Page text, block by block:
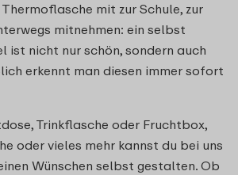
mit zur Schule, zur
mitnehmen: ein selbst
nicht nur schön, sondern auch
erkennt man diesen immer sofort
Trinkflasche oder Fruchtbox,
oder vieles mehr kannst du bei uns
Wünschen selbst gestalten. Ob